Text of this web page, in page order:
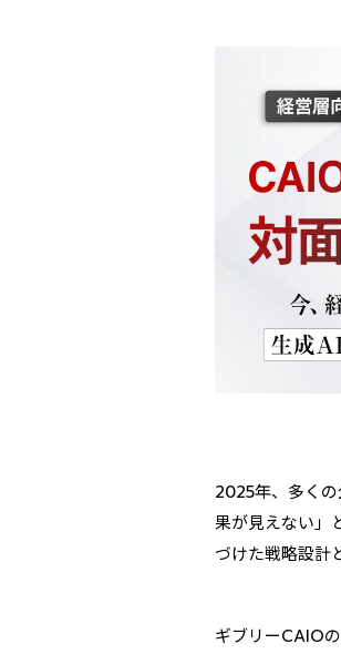
2025年、多く
果が見えない」
づけた戦略設計
ギブリーCAIO